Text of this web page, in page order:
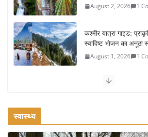
August 2, 2026 1
कश्मीर यात्रा गाइड:
स्वादिष्ट भोजन का अनूठा
August 1, 2026 1
वजन घटाने के लिए 8
स्वास्थ्य